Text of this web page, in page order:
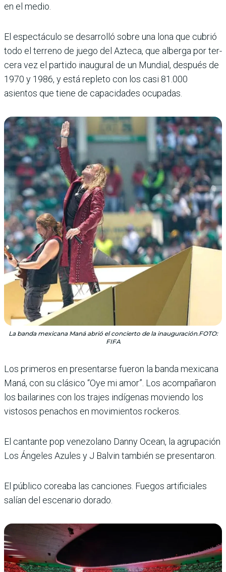
en el medio.
El espectáculo se desarro­lló sobre una lona que cubrió
todo el terreno de juego del Azteca, que alberga por ter­
cera vez el partido inaugu­ral de un Mundial, después de
1970 y 1986, y está repleto con los casi 81.000
asientos que tiene de capacidades ocupadas.
La banda mexicana Maná abrió el concierto de la inauguración.FOTO:
FIFA
Los primeros en presentarse fueron la banda mexicana
Maná, con su clásico “Oye mi amor”. Los acompañaron
los bailarines con los trajes indí­genas moviendo los
vistosos penachos en movimientos rockeros.
El cantante pop venezolano Danny Ocean, la agrupación
Los Ángeles Azules y J Bal­vin también se presentaron.
El público coreaba las cancio­nes. Fuegos artificiales
salían del escenario dorado.